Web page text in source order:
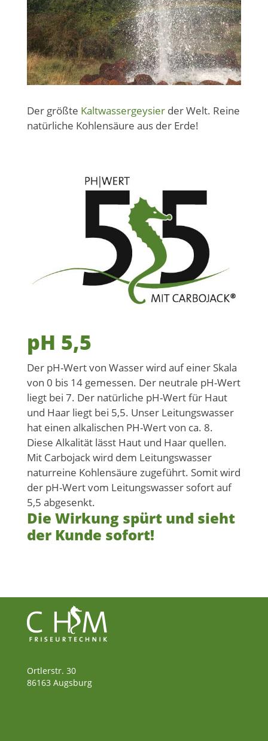
Der größte Kaltwassergeysierder Welt. Reine
natürliche Kohlensäure aus der Erde!
pH 5,5
Der pH-Wert von Wasser wird auf einer Skala
von 0 bis 14 gemessen. Der neutrale pH-Wert
liegt bei 7. Der natürliche pH-Wert für Haut
und Haar liegt bei 5,5. Unser Leitungswasser
hat einen alkalischen PH-Wert von ca. 8.
Diese Alkalität lässt Haut und Haar quellen.
Mit Carbojack wird dem Leitungswasser
naturreine Kohlensäure zugeführt. Somit wird
der pH-Wert vom Leitungswasser sofort auf
5,5 abgesenkt.
Die Wirkung spürt und sieht
der Kunde sofort!
Ortlerstr. 30
86163 Augsburg